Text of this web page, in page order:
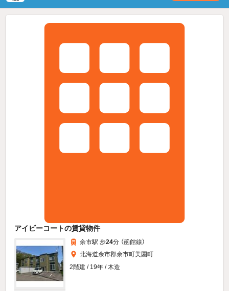
アイビーコートの賃貸物件
余市駅 歩24分 （函館線）
北海道余市郡余市町美園町
2階建 / 19年 / 木造